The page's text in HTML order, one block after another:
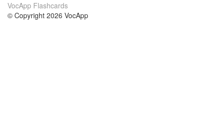
VocApp Flashcards
© Copyright 2026 VocApp